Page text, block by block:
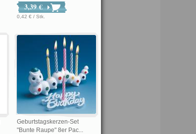
3,39 €
0,42 € / Stk.
Geburtstagskerzen-Set
"Bunte Raupe" 8er Pac...